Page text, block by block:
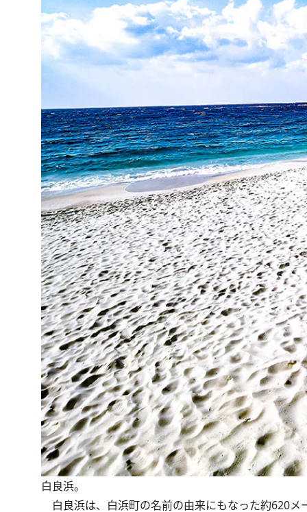
白良浜。
白良浜は、白浜町の名前の由来にもなった約620メ